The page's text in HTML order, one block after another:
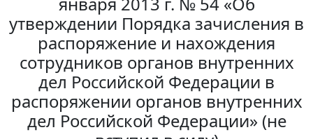
утверждении Порядка зачисления в
распоряжение и нахождения
сотрудников органов внутренних
дел Российской Федерации в
распоряжении органов внутренних
дел Российской Федерации» (не